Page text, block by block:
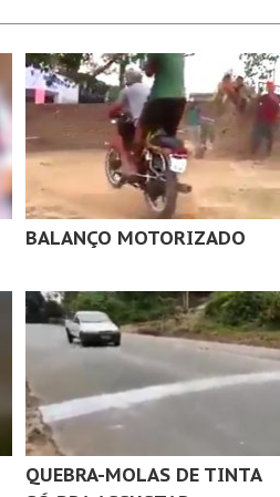
BALANÇO MOTORIZADO
QUEBRA-MOLAS DE TINTA